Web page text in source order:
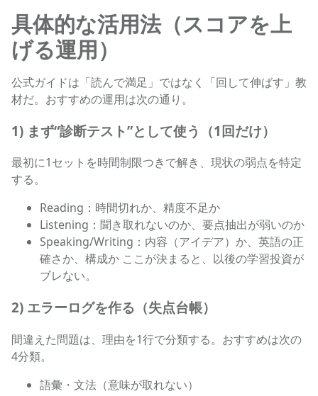
具体的な活用法（スコアを上
げる運用）
公式ガイドは「読んで満足」ではなく「回して伸ばす」教
材だ。おすすめの運用は次の通り。
1) まず“診断テスト”として使う（1回だけ）
最初に1セットを時間制限つきで解き、現状の弱点を特定
する。
Reading：時間切れか、精度不足か
Listening：聞き取れないのか、要点抽出が弱いのか
Speaking/Writing：内容（アイデア）か、英語の正
確さか、構成か ここが決まると、以後の学習投資が
ブレない。
2) エラーログを作る（失点台帳）
間違えた問題は、理由を1行で分類する。おすすめは次の
4分類。
語彙・文法（意味が取れない）